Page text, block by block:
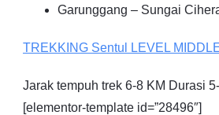
Garunggang – Sungai
TREKKING Sentul LEVEL
Jarak tempuh trek 6-8 KM Durasi
[elementor-template id=”28496″]